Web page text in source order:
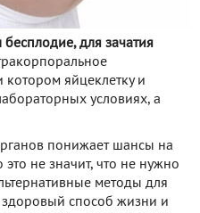
для зачатия
яйцеклетку и
условиях, а
понижает шансы на
не значит, что не нужно
методы для
здоровый способ жизни и